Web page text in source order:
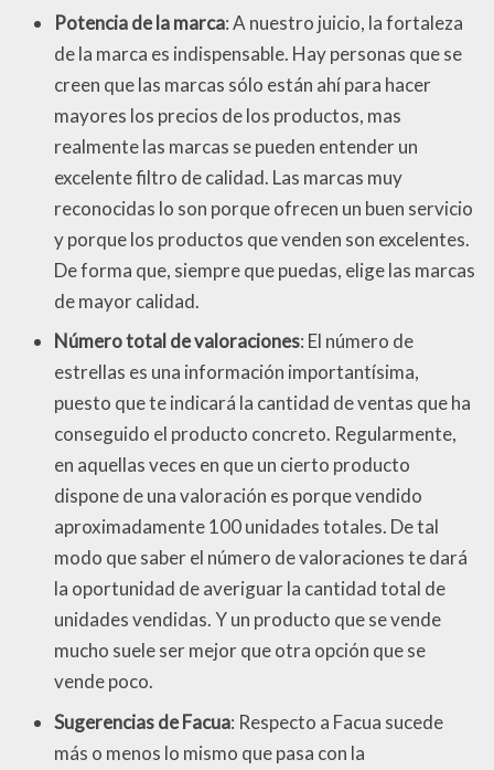
Potencia de la marca: A nuestro juicio, la fortaleza
de la marca es indispensable. Hay personas que se
creen que las marcas sólo están ahí para hacer
mayores los precios de los productos, mas
realmente las marcas se pueden entender un
excelente filtro de calidad. Las marcas muy
reconocidas lo son porque ofrecen un buen servicio
y porque los productos que venden son excelentes.
De forma que, siempre que puedas, elige las marcas
de mayor calidad.
Número total de valoraciones: El número de
estrellas es una información importantísima,
puesto que te indicará la cantidad de ventas que ha
conseguido el producto concreto. Regularmente,
en aquellas veces en que un cierto producto
dispone de una valoración es porque vendido
aproximadamente 100 unidades totales. De tal
modo que saber el número de valoraciones te dará
la oportunidad de averiguar la cantidad total de
unidades vendidas. Y un producto que se vende
mucho suele ser mejor que otra opción que se
vende poco.
Sugerencias de Facua: Respecto a Facua sucede
más o menos lo mismo que pasa con la